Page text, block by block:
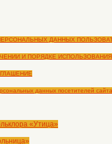
ДАННЫХ
И ПОРЯДКЕ
данных посетителей сайта
«Утица»